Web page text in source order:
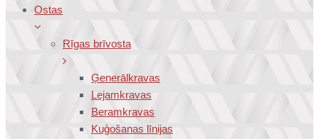
Ostas
Rīgas brīvosta
Ģenerālkravas
Lejamkravas
Beramkravas
Kuģošanas līnijas